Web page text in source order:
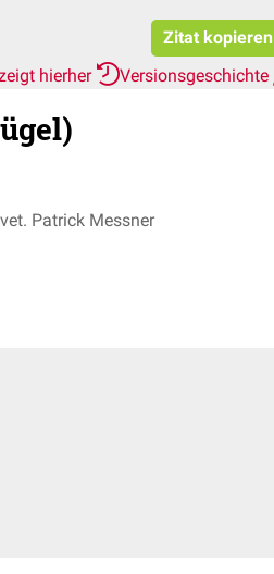
Zitat kopieren
hierher
Versionsgeschichte
Patrick Messner